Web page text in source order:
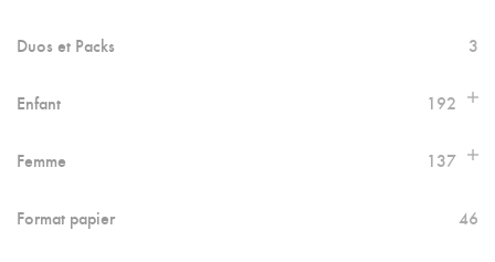
Duos et Packs 3
Enfant 192
Femme 137
Format papier 46